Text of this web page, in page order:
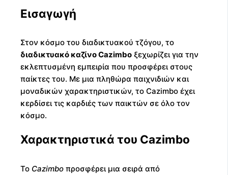
Εισαγωγή
Στον κόσμο του διαδικτυακού τζόγου, το
διαδικτυακό καζίνο Cazimbo ξεχωρίζει για την
εκλεπτυσμένη εμπειρία που προσφέρει στους
παίκτες του. Με μια πληθώρα παιχνιδιών και
μοναδικών χαρακτηριστικών, το Cazimbo έχει
κερδίσει τις καρδιές των παικτών σε όλο τον
κόσμο.
Χαρακτηριστικά του Cazimbo
Το Cazimbo προσφέρει μια σειρά από